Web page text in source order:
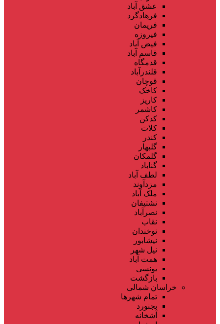
عشق آباد
فرهادگرد
فریمان
فیروزه
فیض آباد
قاسم آباد
قدمگاه
قلندرآباد
قوچان
کاخک
کاریز
کاشمر
کدکن
کلات
کندر
گلبهار
گلمکان
گناباد
لطف آباد
مزدآوند
ملک آباد
نشتیفان
نصرآباد
نقاب
نوخندان
نیشابور
نیل شهر
همت آباد
یونسی
بازگشت
خراسان شمالی
تمام شهر‌ها
بجنورد
آشخانه